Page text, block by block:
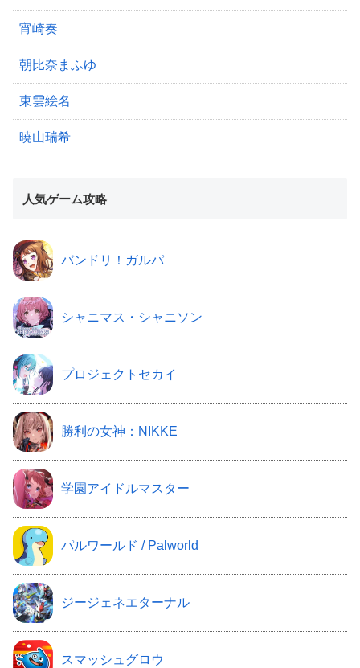
宵崎奏
朝比奈まふゆ
東雲絵名
暁山瑞希
人気ゲーム攻略
バンドリ！ガルパ
シャニマス・シャニソン
プロジェクトセカイ
勝利の女神：NIKKE
学園アイドルマスター
パルワールド / Palworld
ジージェネエターナル
スマッシュグロウ